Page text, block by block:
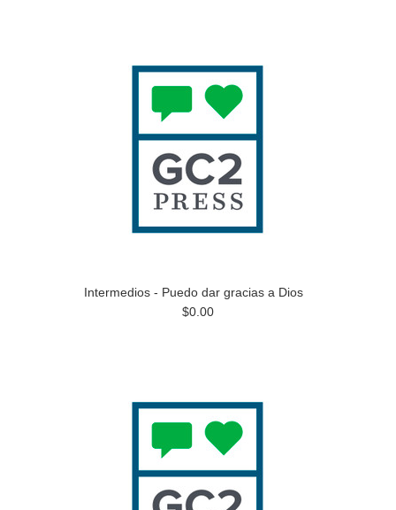
Intermedios - Puedo dar gracias a Dios
$0.00